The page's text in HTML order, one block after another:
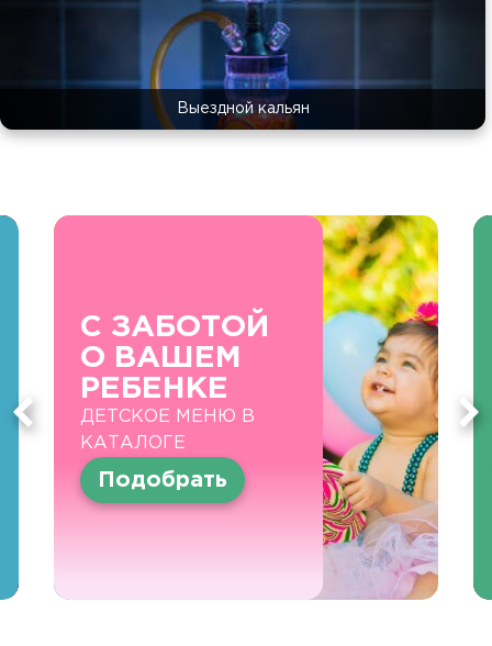
Выездной кальян
С ЗАБОТОЙ
О ВАШЕМ
РЕБЕНКЕ
ДЕТСКОЕ МЕНЮ В
КАТАЛОГЕ
Подобрать